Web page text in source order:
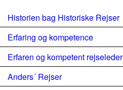
Historien bag Historiske Rejser
Erfaring og kompetence
Erfaren og kompetent rejseleder
Anders´ Rejser